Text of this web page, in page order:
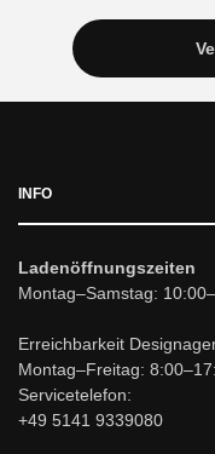
INFO
Ladenöffnungszeiten
Montag–Samstag:
Erreichbarkeit
Montag–Freitag:
Servicetelefon:
+49 5141 9339080